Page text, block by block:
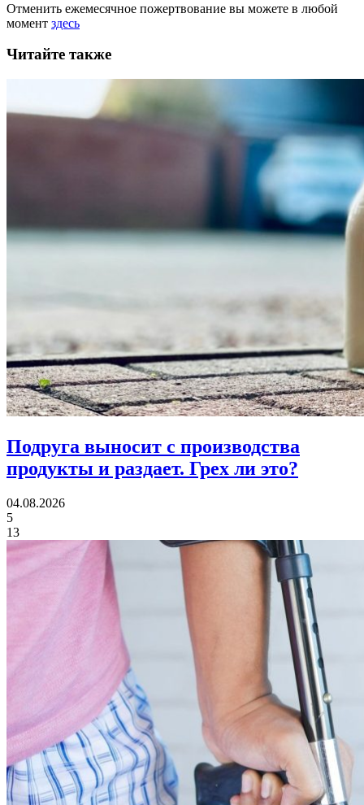
Отменить ежемесячное пожертвование вы можете в любой
момент здесь
Читайте также
Подруга выносит с производства
продукты и раздает. Грех ли это?
04.08.2026
5
13